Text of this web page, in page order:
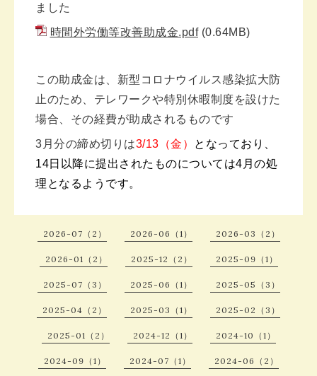
ました
時間外労働等改善助成金.pdf(0.64MB)
この助成金は、新型コロナウイルス感染拡大防
止のため、テレワークや特別休暇制度を設けた
場合、その経費が助成されるものです
3月分の締め切りは3/13（金）
となっており、
14日以降に提出されたものについては4月の処
理となるようです。
2026-07（2） 2026-06（1） 2026-03（2）
2026-01（2） 2025-12（2） 2025-09（1）
2025-07（3） 2025-06（1） 2025-05（3）
2025-04（2） 2025-03（1） 2025-02（3）
2025-01（2） 2024-12（1） 2024-10（1）
2024-09（1） 2024-07（1） 2024-06（2）